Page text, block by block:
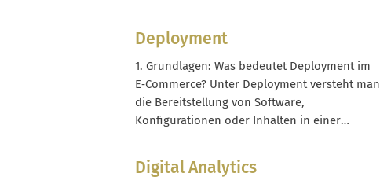
Werbung programmatisch einzukaufen. Über
eine DSP buchst du Werbeinventar auf vielen
Webseiten, Apps und Connected-TV-
Angeboten gleichzeitig, ohne mit jedem
Publisher einzeln zu verhandeln. Im Kern ist...
Deployment
1. Grundlagen: Was bedeutet Deployment im
E‑Commerce? Unter Deployment versteht man
die Bereitstellung von Software,
Konfigurationen oder Inhalten in einer
arbeiten. Im E‑Commerce betrifft das vor
allem deinen Onlineshop, angebundene
Digital Analytics